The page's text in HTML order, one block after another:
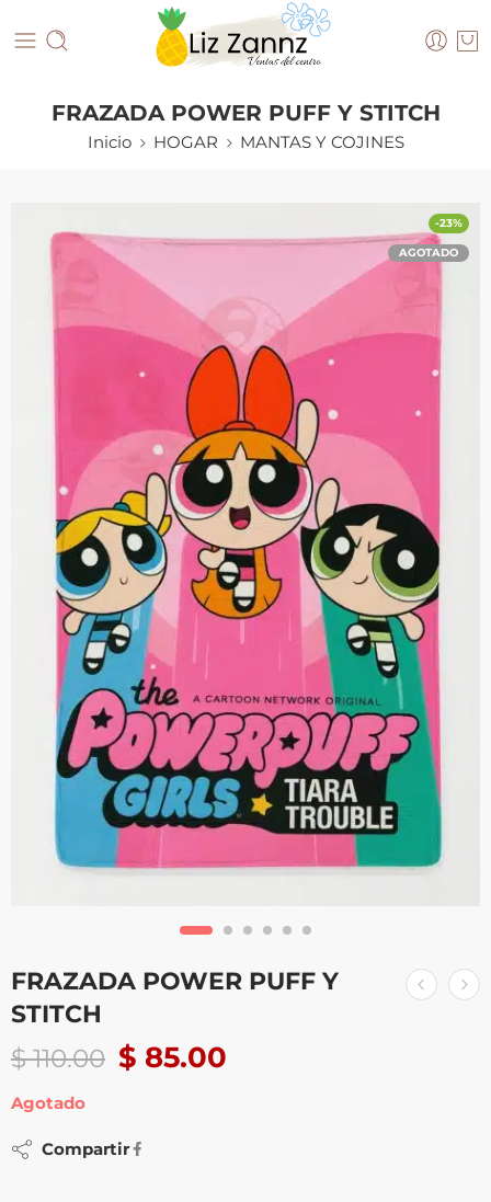
FRAZADA POWER PUFF Y STITCH
Inicio HOGAR MANTAS Y COJINES
-23%
AGOTADO
FRAZADA POWER PUFF Y
STITCH
$110.00 $ 85.00
Agotado
Compartir